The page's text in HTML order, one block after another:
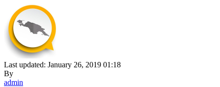
Last updated: January 26, 2019 01:18
By
admin